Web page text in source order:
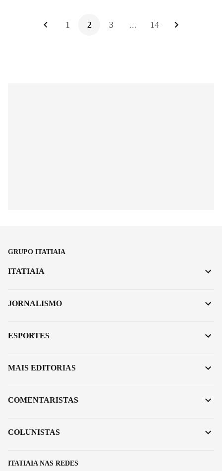
1 2 3 ... 14
GRUPO ITATIAIA
ITATIAIA NAS REDES
ITATIAIA
JORNALISMO
ESPORTES
MAIS EDITORIAS
COMENTARISTAS
COLUNISTAS